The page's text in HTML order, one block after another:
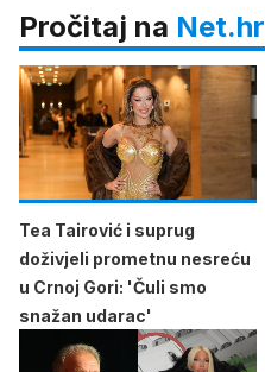
Pročitaj na Net.hr
Tea Tairović i suprug
doživjeli prometnu nesreću
u Crnoj Gori: 'Čuli smo
snažan udarac'